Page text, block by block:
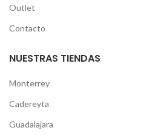
Outlet
Contacto
NUESTRAS TIENDAS
Monterrey
Cadereyta
Guadalajara